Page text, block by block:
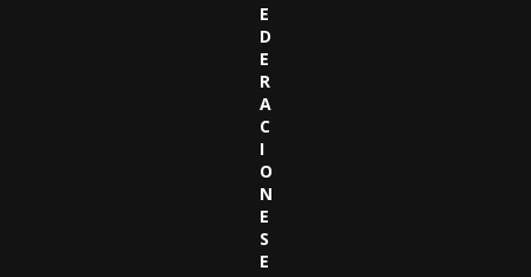
E
D
E
R
A
C
I
O
N
E
S
E